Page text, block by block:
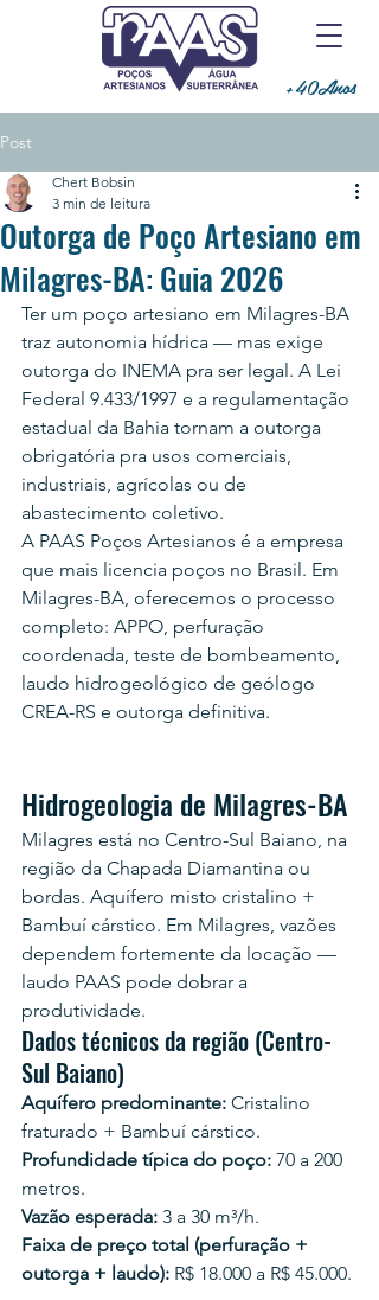
+40Anos
Post
Outorga de Poço Artesiano em
Milagres-BA: Guia 2026
Chert Bobsin
3 min de leitura
Ter um poço artesiano em Milagres-BA
traz autonomia hídrica — mas exige
outorga do INEMA pra ser legal. A Lei
Federal 9.433/1997 e a regulamentação
estadual da Bahia tornam a outorga
obrigatória pra usos comerciais,
industriais, agrícolas ou de
abastecimento coletivo.
A PAAS Poços Artesianos é a empresa
que mais licencia poços no Brasil. Em
Milagres-BA, oferecemos o processo
completo: APPO, perfuração
coordenada, teste de bombeamento,
laudo hidrogeológico de geólogo
CREA-RS e outorga definitiva.
Hidrogeologia de Milagres-BA
Milagres está no Centro-Sul Baiano, na
região da Chapada Diamantina ou
bordas. Aquífero misto cristalino +
Bambuí cárstico. Em Milagres, vazões
dependem fortemente da locação —
laudo PAAS pode dobrar a
produtividade.
Dados técnicos da região (Centro-
Sul Baiano)
Aquífero predominante: Cristalino
fraturado + Bambuí cárstico.
Profundidade típica do poço: 70 a 200
metros.
Vazão esperada: 3 a 30 m³/h.
Faixa de preço total (perfuração +
outorga + laudo): R$ 18.000 a R$ 45.000.